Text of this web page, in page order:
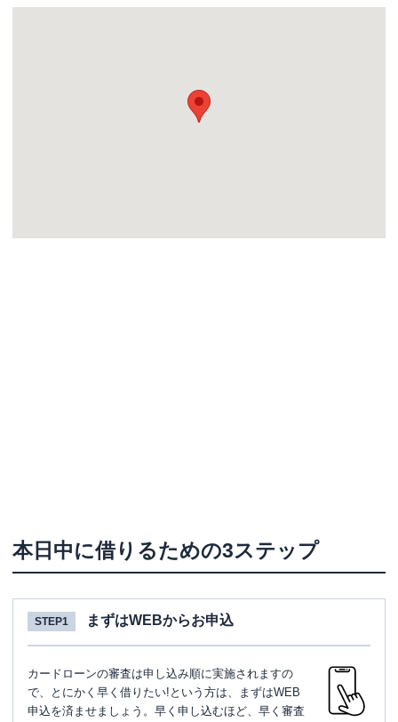
本日中に借りるための3ステップ
STEP1 まずはWEBからお申込
カードローンの審査は申し込み順に実施されますの
で、とにかく早く借りたい!という方は、まずはWEB
申込を済ませましょう。早く申し込むほど、早く審査